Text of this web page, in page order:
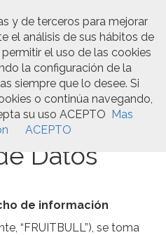
y
Datos
de información
“FRUITBULL”), se toma
y de terceros para mejorar
el análisis de sus hábitos de
el uso de las cookies
la configuración de la
siempre que lo desee. Si
o continúa navegando,
su uso ACEPTO Mas
ACEPTO